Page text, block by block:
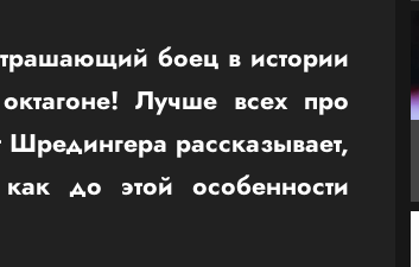
боец в истории
Лучше всех про
рассказывает,
до этой особенности